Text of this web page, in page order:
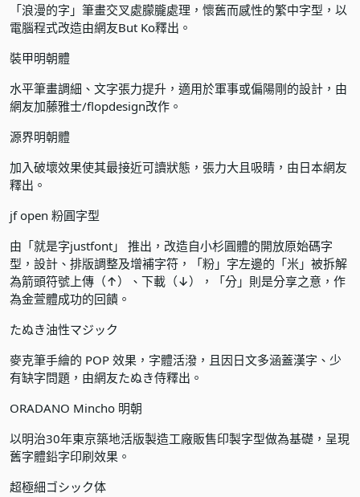
「浪漫的字」筆畫交叉處朦朧處理，懷舊而感性的繁中字型，以
電腦程式改造由網友But Ko釋出。
裝甲明朝體
水平筆畫調細、文字張力提升，適用於軍事或偏陽剛的設計，由
網友加藤雅士/flopdesign改作。
源界明朝體
加入破壞效果使其最接近可讀狀態，張力大且吸睛，由日本網友
釋出。
jf open 粉圓字型
由「就是字justfont」 推出，改造自小杉圓體的開放原始碼字
型，設計、排版調整及增補字符，「粉」字左邊的「米」被拆解
為箭頭符號上傳（↑）、下載（↓），「分」則是分享之意，作
為金萱體成功的回饋。
たぬき油性マジック
麥克筆手繪的 POP 效果，字體活潑，且因日文多涵蓋漢字、少
有缺字問題，由網友たぬき侍釋出。
ORADANO Mincho 明朝
以明治30年東京築地活版製造工廠販售印製字型做為基礎，呈現
舊字體鉛字印刷效果。
超極細ゴシック体